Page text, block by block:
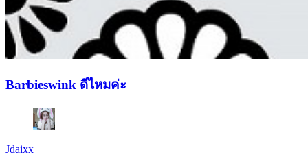
Barbieswink ดีไหมค่ะ
Jdaixx